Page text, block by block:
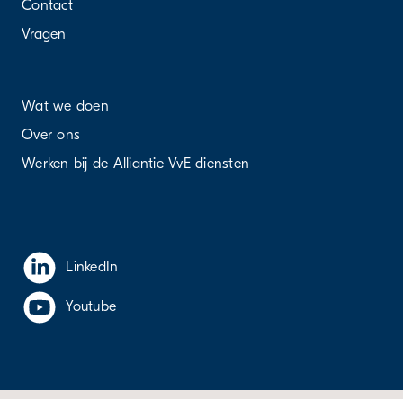
Contact
Vragen
Wat we doen
Over ons
Werken bij de Alliantie VvE diensten
LinkedIn
Youtube